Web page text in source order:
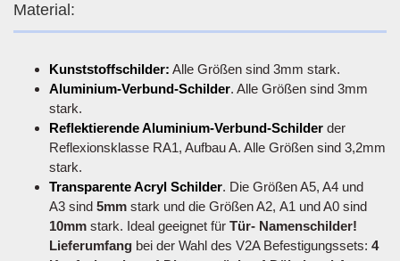
Material:
Kunststoffschilder: Alle Größen sind 3mm stark.
Aluminium-Verbund-Schilder. Alle Größen sind 3mm
stark.
Reflektierende Aluminium-Verbund-Schilder der
Reflexionsklasse RA1, Aufbau A. Alle Größen sind 3,2mm
stark.
Transparente Acryl Schilder. Die Größen A5, A4 und
A3 sind 5mm stark und die Größen A2, A1 und A0 sind
10mm stark. Ideal geeignet für Tür- Namenschilder!
Lieferumfang bei der Wahl des V2A Befestigungssets: 4